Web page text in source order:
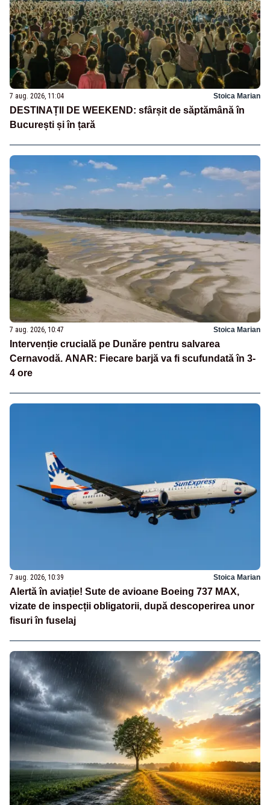
7 aug. 2026, 11:04 Stoica Marian
DESTINAȚII DE WEEKEND: sfârșit de săptămână în
București și în țară
7 aug. 2026, 10:47 Stoica Marian
Intervenție crucială pe Dunăre pentru salvarea
Cernavodă. ANAR: Fiecare barjă va fi scufundată în 3-
4 ore
7 aug. 2026, 10:39 Stoica Marian
Alertă în aviație! Sute de avioane Boeing 737 MAX,
vizate de inspecții obligatorii, după descoperirea unor
fisuri în fuselaj